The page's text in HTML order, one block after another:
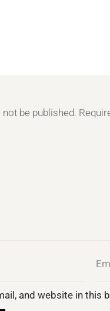
be published.
and website in